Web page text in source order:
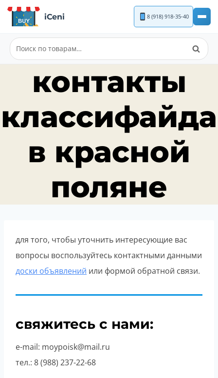
Перейти
содержимому
iCeni 8 (918) 918-35-40
Искать:
Поиск
контакты
классифайда
в красной
поляне
для того, чтобы уточнить интересующие вас
вопросы воспользуйтесь контактными данными
доски объявлений или формой обратной связи.
свяжитесь с нами:
e-mail: moypoisk@mail.ru
тел.: 8 (988) 237-22-68